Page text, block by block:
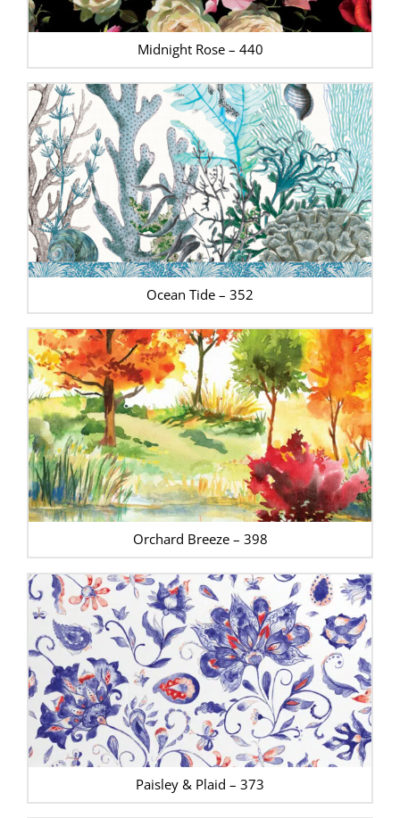
Midnight Rose – 440
Ocean Tide – 352
Orchard Breeze – 398
Paisley & Plaid – 373